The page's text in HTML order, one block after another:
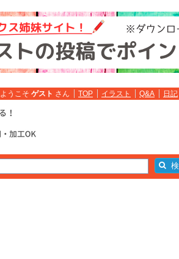
ようこそ ゲスト さん TOP イラスト Q&A 日記